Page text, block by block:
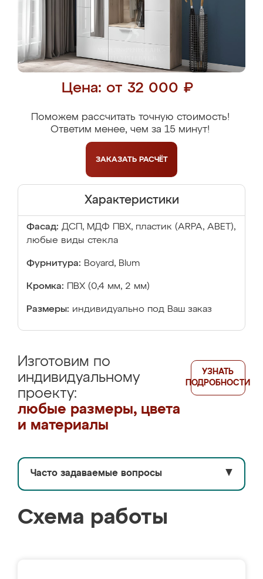
Цена: от 32 000 ₽
Поможем рассчитать точную стоимость!
Ответим менее, чем за 15 минут!
ЗАКАЗАТЬ РАСЧЁТ
Характеристики
Фасад: ДСП, МДФ ПВХ, пластик (ARPA, ABET),
любые виды стекла
Фурнитура: Boyard, Blum
Кромка: ПВХ (0,4 мм, 2 мм)
Размеры: индивидуально под Ваш заказ
Изготовим по
индивидуальному
проекту:
любые размеры, цвета
и материалы
УЗНАТЬ
ПОДРОБНОСТИ
Часто задаваемые вопросы ▼
Схема работы